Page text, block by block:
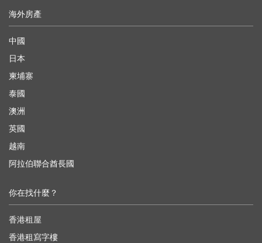
海外房產
中國
日本
柬埔寨
泰國
澳洲
英國
越南
阿拉伯聯合酋長國
你在找什麼？
香港租屋
香港租寫字樓